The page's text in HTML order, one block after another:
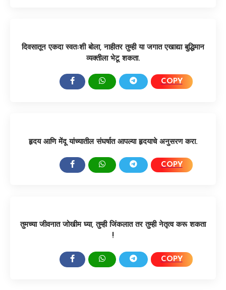
दिवसातून एकदा स्वतःशी बोला, नाहीतर तुम्ही या जगात एखाद्या बुद्धिमान
व्यक्तीला भेटू शकता.
COPY
हृदय आणि मेंदू यांच्यातील संघर्षात आपल्या हृदयाचे अनुसरण करा.
COPY
तुमच्या जीवनात जोखीम घ्या, तुम्ही जिंकलात तर तुम्ही नेतृत्व करू शकता
!
COPY